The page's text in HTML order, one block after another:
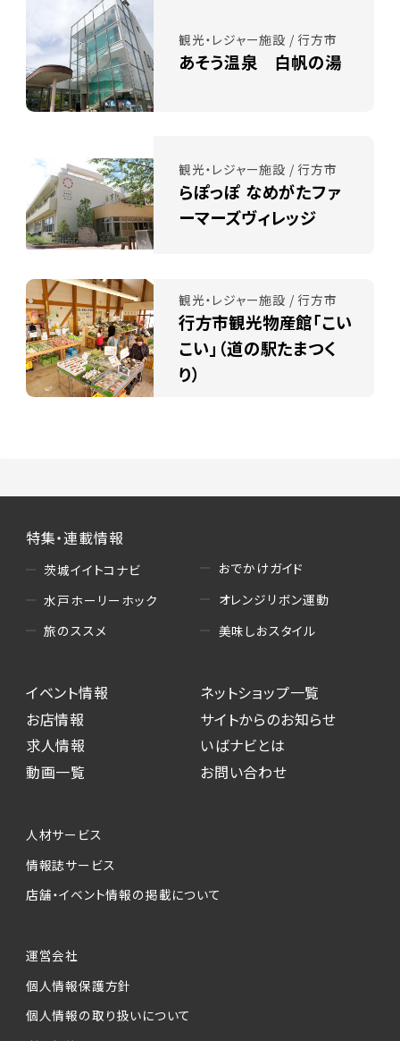
観光・レジャー施設 / 行方市
あそう温泉 白帆の湯
観光・レジャー施設 / 行方市
らぽっぽ なめがたファ
ーマーズヴィレッジ
観光・レジャー施設 / 行方市
行方市観光物産館「こい
こい」（道の駅たまつく
り）
特集・連載情報
茨城イイトコナビ
水戸ホーリーホック
旅のススメ
おでかけガイド
オレンジリボン運動
美味しおスタイル
イベント情報
お店情報
求人情報
動画一覧
ネットショップ一覧
サイトからのお知らせ
いばナビとは
お問い合わせ
人材サービス
情報誌サービス
店舗・イベント情報の掲載について
運営会社
個人情報保護方針
個人情報の取り扱いについて